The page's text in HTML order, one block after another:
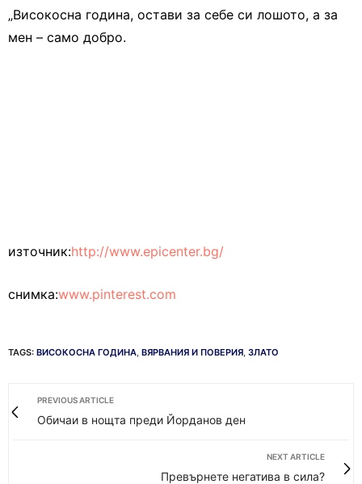
„Високосна година, остави за себе си лошото, а за
мен – само добро.
източник:http://www.epicenter.bg/
снимка:www.pinterest.com
TAGS: ВИСОКОСНА ГОДИНА, ВЯРВАНИЯ И ПОВЕРИЯ, ЗЛАТО
PREVIOUS ARTICLE
Обичаи в нощта преди Йорданов ден
NEXT ARTICLE
Превърнете негатива в сила?